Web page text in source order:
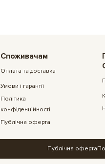
Споживачам
Оплата та доставка
Умови і гарантії
Політика
конфіденційності
Публічна оферта
Публічна оферта